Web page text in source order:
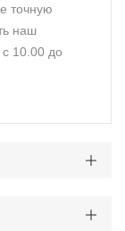
точную
наш
10.00 до